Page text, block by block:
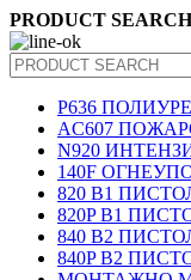
PRODUCT SEARCH
P636
AC607
N920
140F
820 B1
820P B1
840 B2
840P B2